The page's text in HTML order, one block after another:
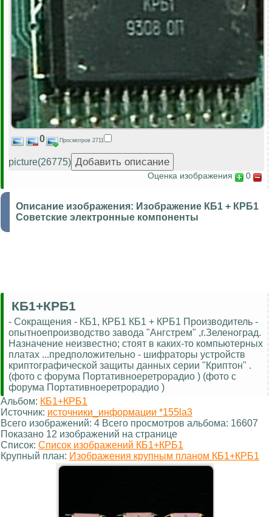
0 Просмотров 2711
picture(26775)
Оценка изображения 0
Описание изображения: Изображение КБ1 + КРБ1
Советские электронные компоненты
КБ1+КРБ1
- Сокращения - КБ1, КРБ1 КБ1 + КРБ1 Производитель -
опытноепроизводство завода "Ангстрем" ,г.Зеленоград.
Назначение неизвестно; стоят в каких-то компьютерных
платах ...предположительно - шифраторы устройств
криптографической защиты данных серии "Криптон" .
(фото с форума Портативноеретрорадио ) (фото с
форума Портативноеретрорадио )
Альбом: КБ1+КРБ1
Источник: источники_информации *155la3
Всего изображений: 4 Всего просмотров альбома: 16607
Показано 12 изображений на странице
Список: Список изображений КБ1+КРБ1
Крупный план: Изображения крупным планом КБ1+КРБ1